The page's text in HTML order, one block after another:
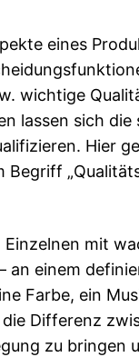
eines
wichtige
lassen sich
Hier
Begriff
mit
an einem
Farbe, ein
Differenz
zu bringen